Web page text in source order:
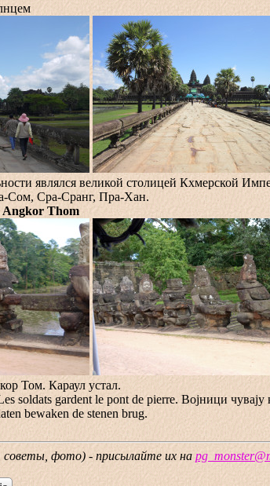
являлся великой столицей Кхмерской
Сом, Сра-Сранг, Пра-Хан.
Angkor Thom
Том. Караул устал.
soldats gardent le pont de pierre. Воjници
bewaken de stenen brug.
советы, фото) - присылайте их на